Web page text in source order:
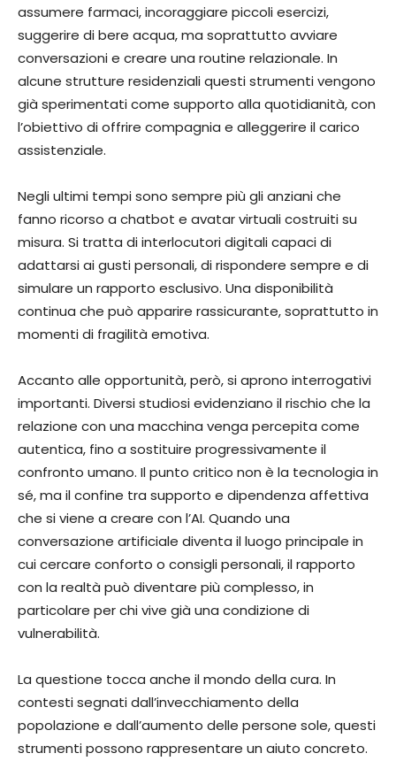
assumere farmaci, incoraggiare piccoli esercizi,
suggerire di bere acqua, ma soprattutto avviare
conversazioni e creare una routine relazionale. In
alcune strutture residenziali questi strumenti vengono
già sperimentati come supporto alla quotidianità, con
l’obiettivo di offrire compagnia e alleggerire il carico
assistenziale.
Negli ultimi tempi sono sempre più gli anziani che
fanno ricorso a chatbot e avatar virtuali costruiti su
misura. Si tratta di interlocutori digitali capaci di
adattarsi ai gusti personali, di rispondere sempre e di
simulare un rapporto esclusivo. Una disponibilità
continua che può apparire rassicurante, soprattutto in
momenti di fragilità emotiva.
Accanto alle opportunità, però, si aprono interrogativi
importanti. Diversi studiosi evidenziano il rischio che la
relazione con una macchina venga percepita come
autentica, fino a sostituire progressivamente il
confronto umano. Il punto critico non è la tecnologia in
sé, ma il confine tra supporto e dipendenza affettiva
che si viene a creare con l’AI. Quando una
conversazione artificiale diventa il luogo principale in
cui cercare conforto o consigli personali, il rapporto
con la realtà può diventare più complesso, in
particolare per chi vive già una condizione di
vulnerabilità.
La questione tocca anche il mondo della cura. In
contesti segnati dall’invecchiamento della
popolazione e dall’aumento delle persone sole, questi
strumenti possono rappresentare un aiuto concreto.